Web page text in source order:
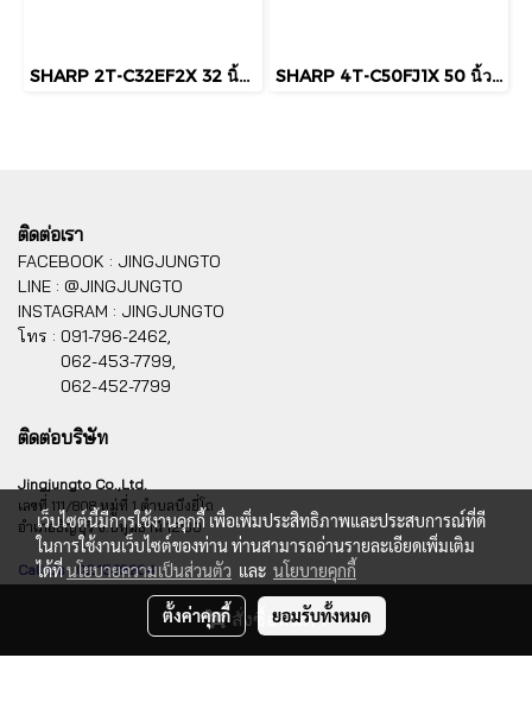
สั่งซื้อสินค้า
SHARP 2T-C32EF2X 32 นิ้ว HD Android TV Google Assistant Chromecast SHARP 4T-C50FJ1X 50 นิ้ว 4K UHD Google TV HDR10 Dolby Audio
ติดต่อเรา
FACEBOOK : JINGJUNGTO
LINE : @JINGJUNGTO
INSTAGRAM : JINGJUNGTO
โทร : 091-796-2462,
062-453-7799,
062-452-7799
ติดต่อบริษัท
Jingjungto Co.,Ltd.
เลขที่ 111/808 หมู่ที่ 1 ตำบลบึงยี่โถ
อำเภอธัญบุรี จ.ปทุมธานี 12130
Call Us : 02 1569204
เว็บไซต์นี้มีการใช้งานคุกกี้ เพื่อเพิ่มประสิทธิภาพและประสบการณ์ที่ดี
ในการใช้งานเว็บไซต์ของท่าน ท่านสามารถอ่านรายละเอียดเพิ่มเติม
ได้ที่นโยบายความเป็นส่วนตัว และ นโยบายคุกกี้
ตั้งค่าคุกกี้ ยอมรับทั้งหมด